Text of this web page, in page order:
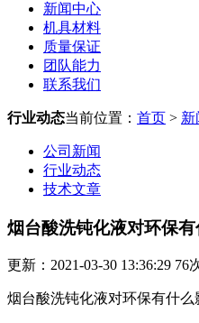
新闻中心
机具材料
质量保证
团队能力
联系我们
行业动态当前位置： 首页 > 新
公司新闻
行业动态
技术文章
烟台酸洗钝化液对环保
更新：2021-03-30 13:36:29 76
烟台酸洗钝化液对环保有什么